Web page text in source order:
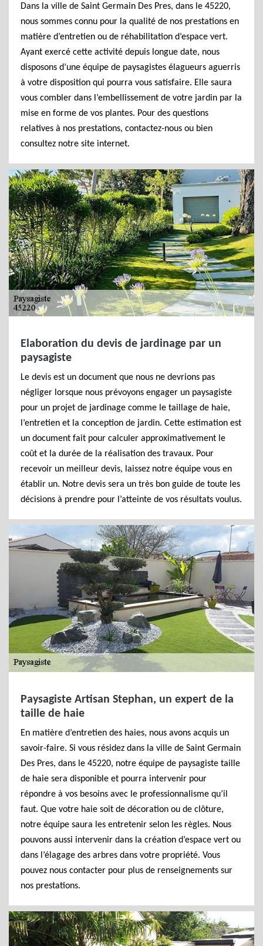
Dans la ville de Saint Germain Des Pres, dans le 45220,
nous sommes connu pour la qualité de nos prestations en
matière d’entretien ou de réhabilitation d’espace vert.
Ayant exercé cette activité depuis longue date, nous
disposons d’une équipe de paysagistes élagueurs aguerris
à votre disposition qui pourra vous satisfaire. Elle saura
vous combler dans l’embellissement de votre jardin par la
mise en forme de vos plantes. Pour des questions
relatives à nos prestations, contactez-nous ou bien
consultez notre site internet.
Elaboration du devis de jardinage par un
paysagiste
Le devis est un document que nous ne devrions pas
négliger lorsque nous prévoyons engager un paysagiste
pour un projet de jardinage comme le taillage de haie,
l’entretien et la conception de jardin. Cette estimation est
un document fait pour calculer approximativement le
coût et la durée de la réalisation des travaux. Pour
recevoir un meilleur devis, laissez notre équipe vous en
établir un. Notre devis sera un très bon guide de toute les
décisions à prendre pour l’atteinte de vos résultats voulus.
Paysagiste Artisan Stephan, un expert de la
taille de haie
En matière d’entretien des haies, nous avons acquis un
savoir-faire. Si vous résidez dans la ville de Saint Germain
Des Pres, dans le 45220, notre équipe de paysagiste taille
de haie sera disponible et pourra intervenir pour
répondre à vos besoins avec le professionnalisme qu’il
faut. Que votre haie soit de décoration ou de clôture,
notre équipe saura les entretenir selon les règles. Nous
pouvons aussi intervenir dans la création d’espace vert ou
dans l’élagage des arbres dans votre propriété. Vous
pouvez nous contacter pour plus de renseignements sur
nos prestations.